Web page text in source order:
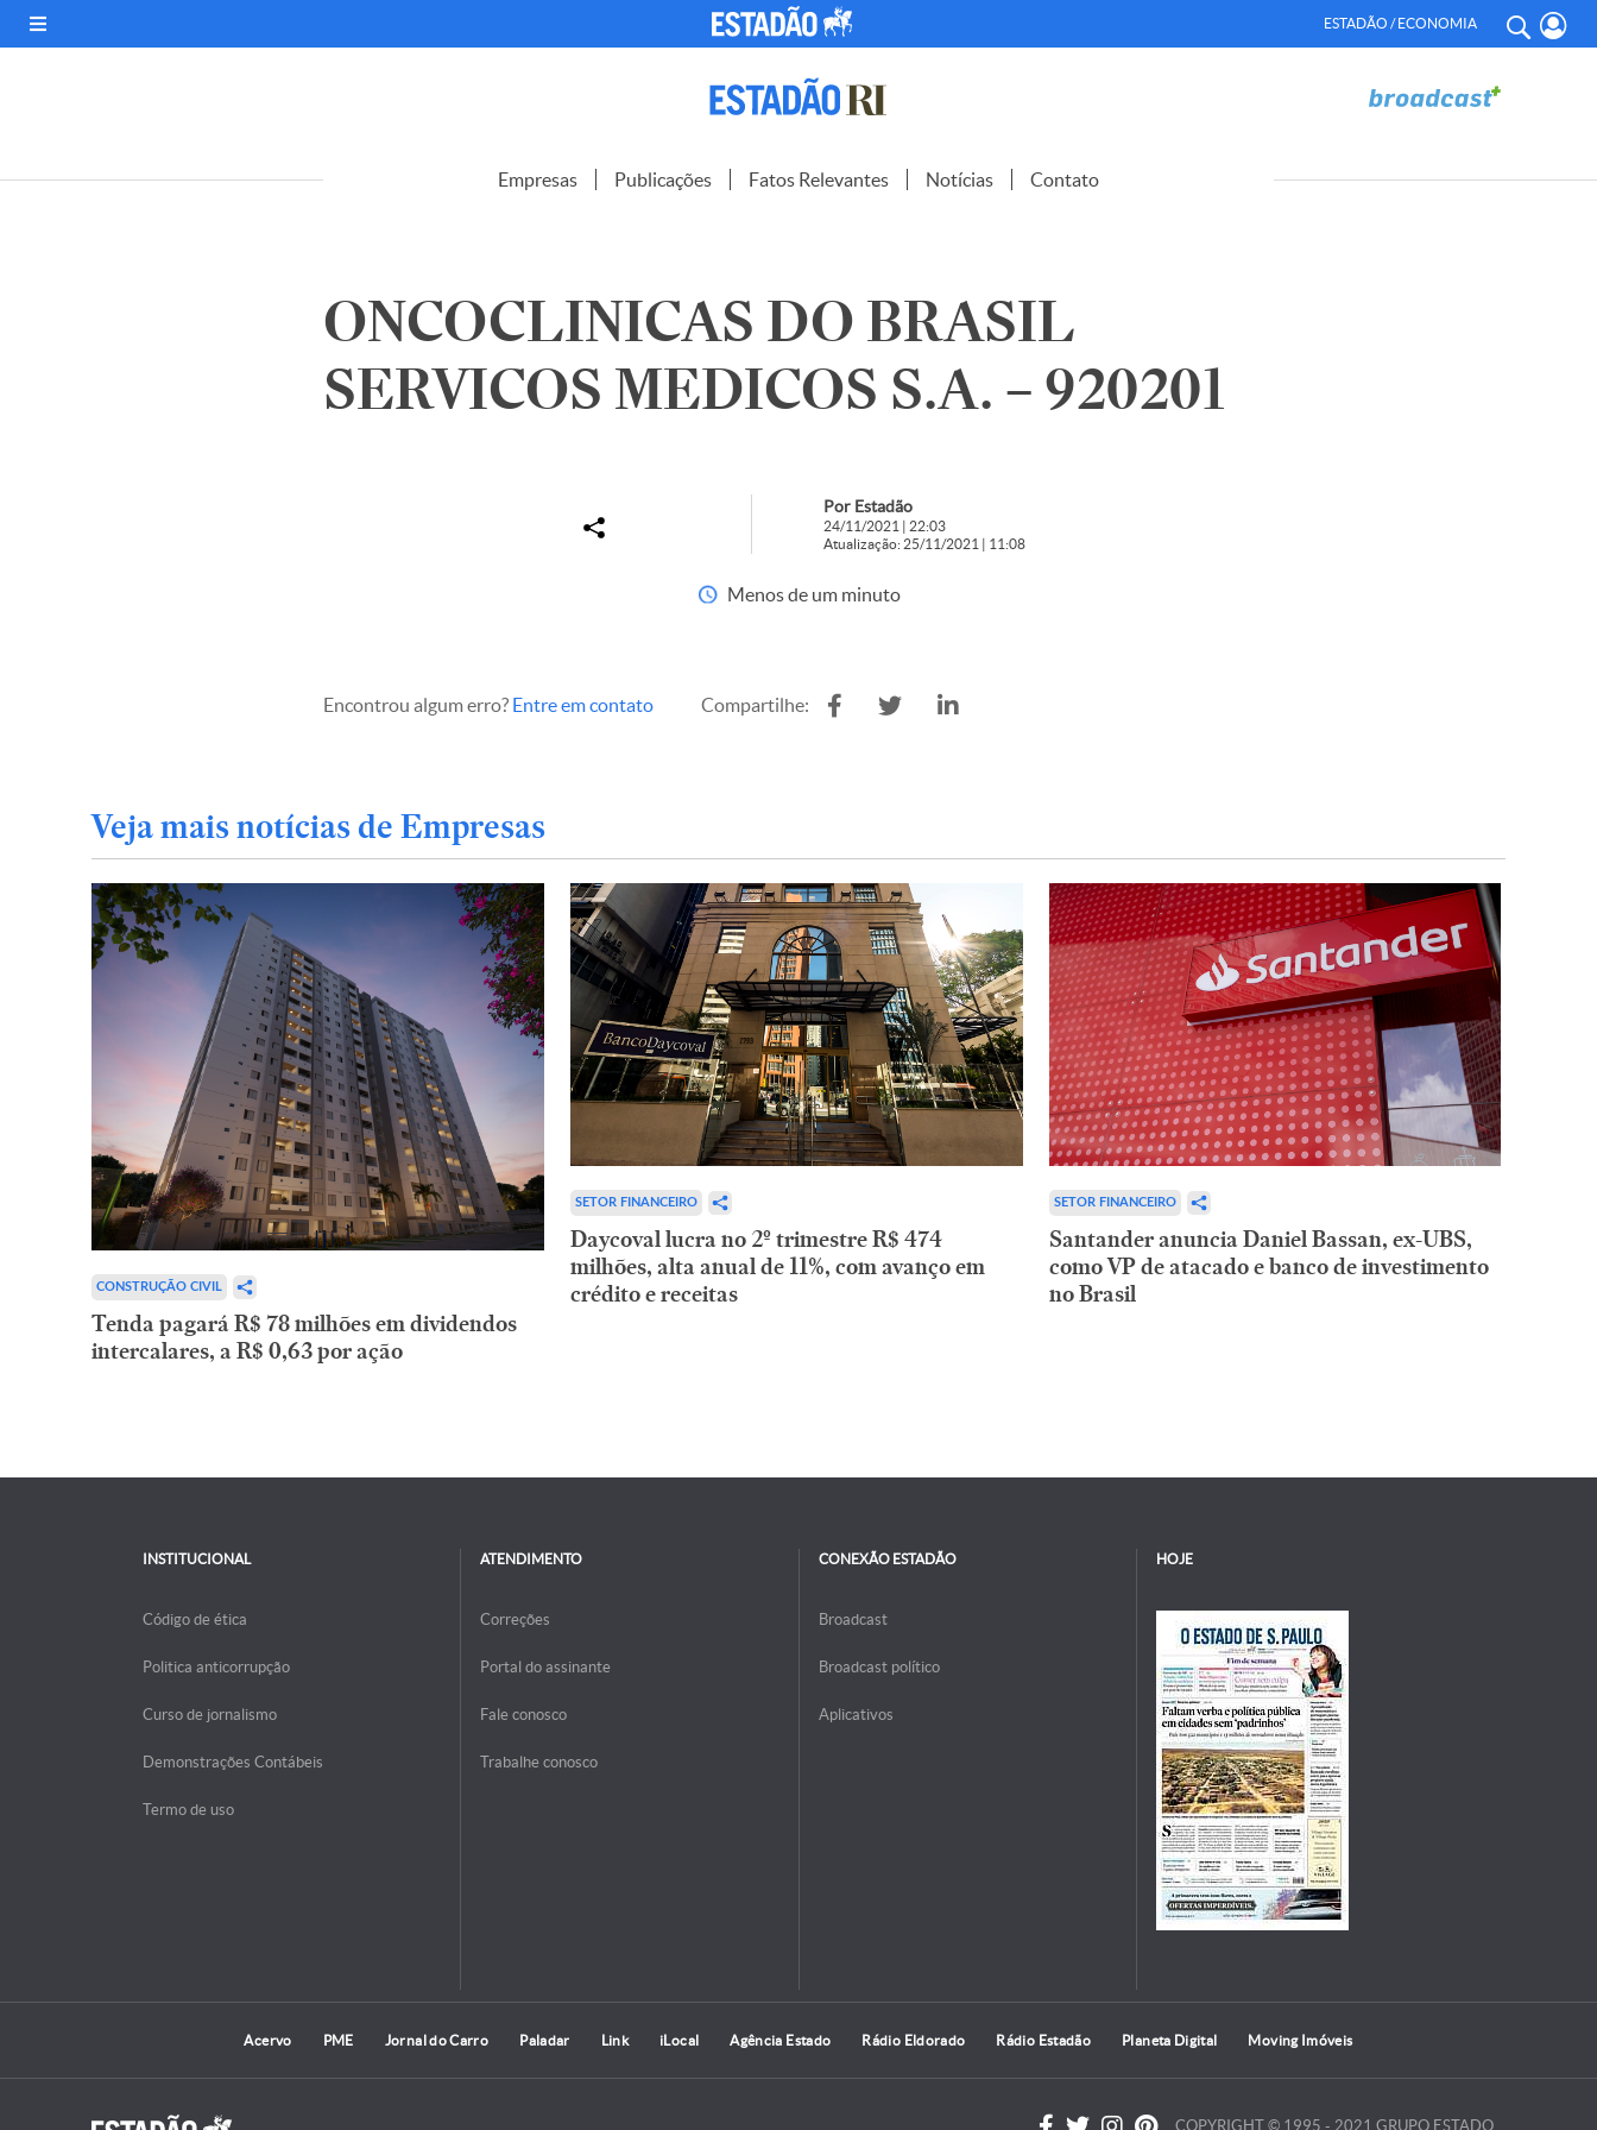
ESTADÃO / ECONOMIA
Empresas Publicações Fatos Relevantes Notícias Contato
ONCOCLINICAS DO BRASIL
SERVICOS MEDICOS S.A. – 920201
Por Estadão
24/11/2021 | 22:03
Atualização: 25/11/2021 | 11:08
Menos de um minuto
Encontrou algum erro? Entre em contato Compartilhe:
Veja mais notícias de Empresas
CONSTRUÇÃO CIVIL
Tenda pagará R$ 78 milhões em dividendos
intercalares, a R$ 0,63 por ação
SETOR FINANCEIRO
Daycoval lucra no 2º trimestre R$ 474
milhões, alta anual de 11%, com avanço em
crédito e receitas
SETOR FINANCEIRO
Santander anuncia Daniel Bassan, ex-UBS,
como VP de atacado e banco de investimento
no Brasil
INSTITUCIONAL
Código de ética
Politica anticorrupção
Curso de jornalismo
Demonstrações Contábeis
Termo de uso
ATENDIMENTO
Correções
Portal do assinante
Fale conosco
Trabalhe conosco
CONEXÃO ESTADÃO
Broadcast
Broadcast político
Aplicativos
HOJE
Acervo PME Jornal do Carro Paladar Link iLocal Agência Estado Rádio Eldorado Rádio Estadão Planeta Digital Moving Imóveis
COPYRIGHT © 1995 - 2021 GRUPO ESTADO